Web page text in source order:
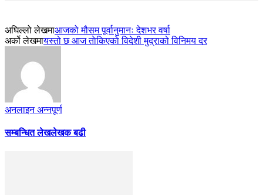
अघिल्लो लेखमाआजको मौसम पूर्वानुमानः देशभर वर्षा
अर्को लेखमायस्तो छ आज ताेकिएकाे विदेशी मुद्राको विनिमय दर
अनलाइन अन्नपूर्ण
सम्बन्धित लेखलेखक बढी